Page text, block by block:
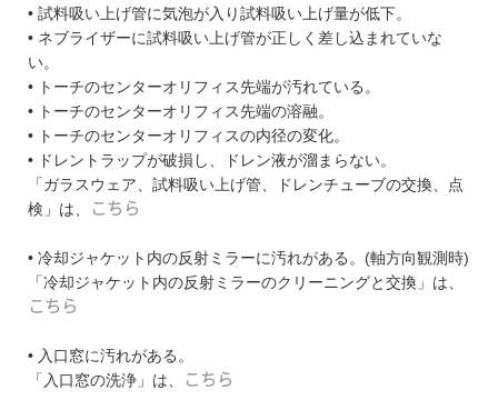
• 試料吸い上げ管に気泡が入り試料吸い上げ量が低下。
• ネブライザーに試料吸い上げ管が正しく差し込まれていな
い。
• トーチのセンターオリフィス先端が汚れている。
• トーチのセンターオリフィス先端の溶融。
• トーチのセンターオリフィスの内径の変化。
• ドレントラップが破損し、ドレン液が溜まらない。
「ガラスウェア、試料吸い上げ管、ドレンチューブの交換、点
検」は、
こちら
• 冷却ジャケット内の反射ミラーに汚れがある。(軸方向観測時)
「冷却ジャケット内の反射ミラーのクリーニングと交換」は、
こちら
• 入口窓に汚れがある。
「入口窓の洗浄」は、
こちら